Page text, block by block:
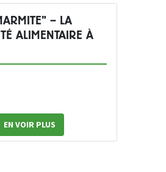
– LA
ALIMENTAIRE À
EN VOIR PLUS